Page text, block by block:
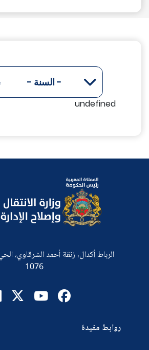
undefined
الرباط أكدال، زنقة أحمد الشرقاوي،
1076
روابط مفيدة